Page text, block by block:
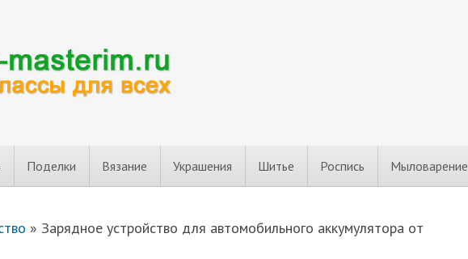
Поделки Вязание Украшения Шитье Роспись Мыловарение
» Зарядное устройство для автомобильного аккумулятора от